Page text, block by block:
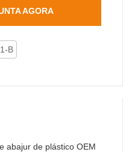
madura de P&D e
AGORA
B
abajur de plástico OEM